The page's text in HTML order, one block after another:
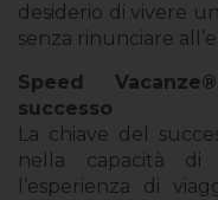
desiderio di vivere
senza rinunciare
Speed
successo
La chiave del
nella capacità di
l’esperienza di